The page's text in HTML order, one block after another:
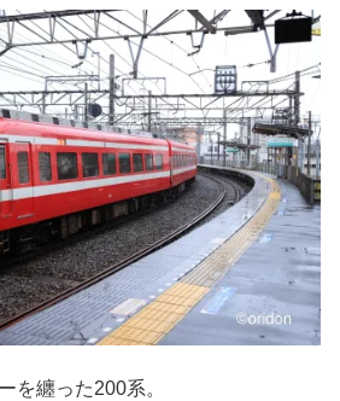
を纏った200系。